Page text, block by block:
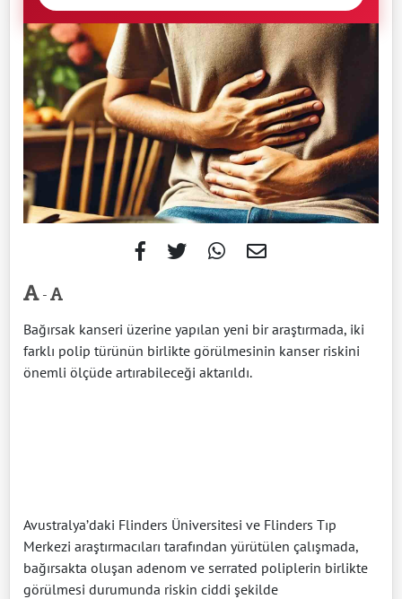
-
Bağırsak kanseri üzerine yapılan yeni bir araştırmada, iki
farklı polip türünün birlikte görülmesinin kanser riskini
önemli ölçüde artırabileceği aktarıldı.
Avustralya’daki Flinders Üniversitesi ve Flinders Tıp
Merkezi araştırmacıları tarafından yürütülen çalışmada,
bağırsakta oluşan adenom ve serrated poliplerin birlikte
görülmesi durumunda riskin ciddi şekilde